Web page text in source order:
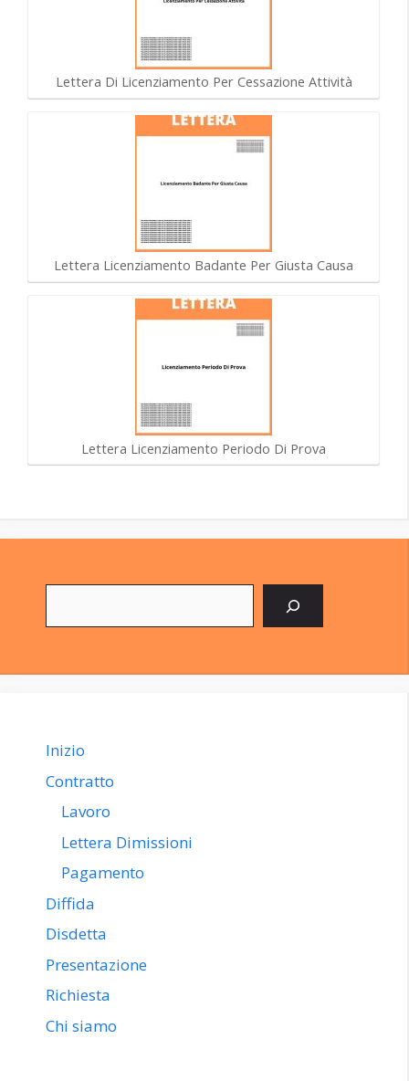
Lettera Di Licenziamento Per Cessazione Attività
Lettera Licenziamento Badante Per Giusta Causa
Lettera Licenziamento Periodo Di Prova
Inizio
Contratto
Lavoro
Lettera Dimissioni
Pagamento
Diffida
Disdetta
Presentazione
Richiesta
Chi siamo